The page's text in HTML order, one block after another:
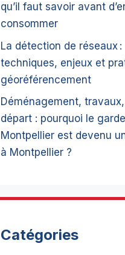
qu’il faut savoir avant
consommer
La détection de réseaux :
techniques, enjeux et
géoréférencement
Déménagement,
départ : pourquoi le
Montpellier est devenu
à Montpellier ?
Catégories